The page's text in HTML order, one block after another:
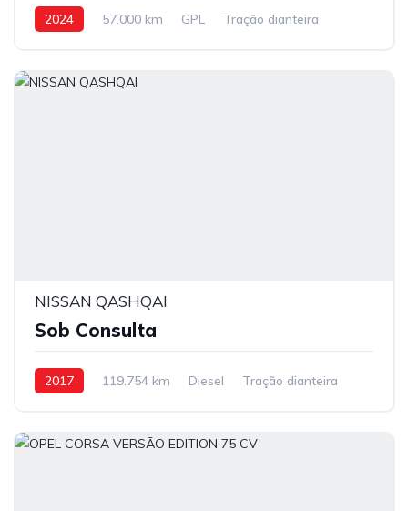
2024 57.000 km GPL Tração dianteira
NISSAN QASHQAI
Sob Consulta
2017 119.754 km Diesel Tração dianteira